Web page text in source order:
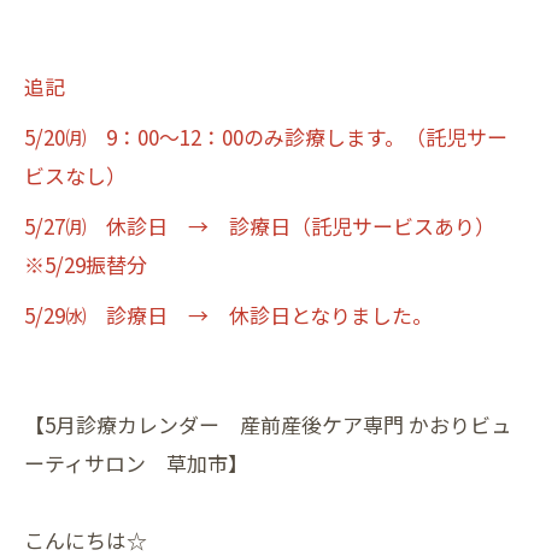
追記
5/20㈪ 9：00～12：00のみ診療します。（託児サー
ビスなし）
5/27㈪ 休診日 → 診療日（託児サービスあり）
※5/29振替分
5/29㈬ 診療日 → 休診日となりました。
【5月診療カレンダー 産前産後ケア専門 かおりビュ
ーティサロン 草加市】
こんにちは☆